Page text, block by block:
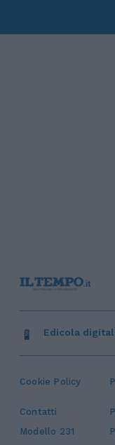
Cookie Policy
Contatti
Modello 231
Edicola